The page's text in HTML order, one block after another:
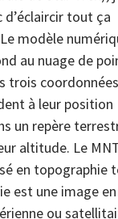
d’éclaircir tout ça
modèle
au nuage de
trois
à leur position
un repère
altitude. Le
en topographie
est une image
ou